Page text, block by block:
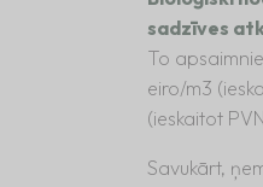
sadzīves
To
eiro/m3
(ieskaitot
Savukārt,